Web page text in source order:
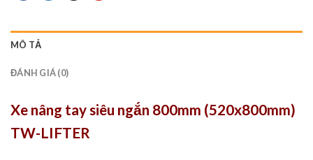
MÔ TẢ
ĐÁNH GIÁ (0)
Xe nâng tay siêu ngắn 800mm (520x800mm)
TW-LIFTER